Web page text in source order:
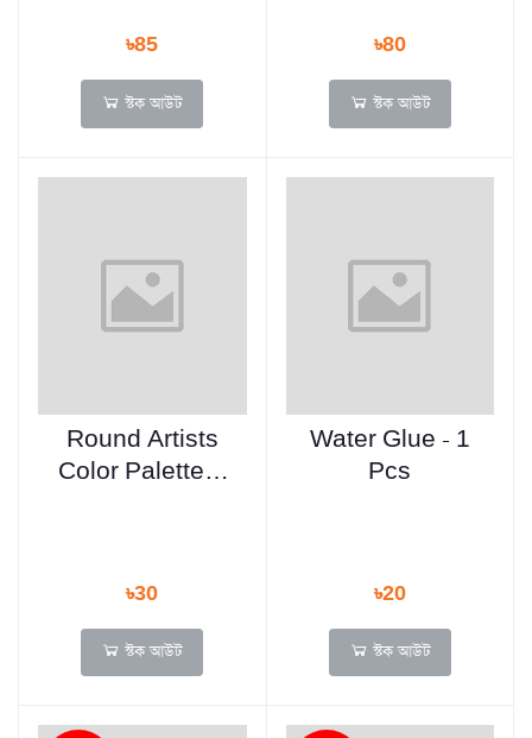
৳85
স্টক আউট
৳80
স্টক আউট
Round Artists
Color Palette-1
৳30
স্টক আউট
Water Glue - 1
Pcs
৳20
স্টক আউট